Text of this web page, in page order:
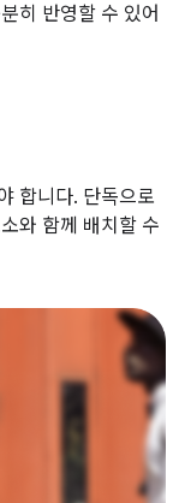
히 반영할 수 있어
합니다. 단독으로
와 함께 배치할 수